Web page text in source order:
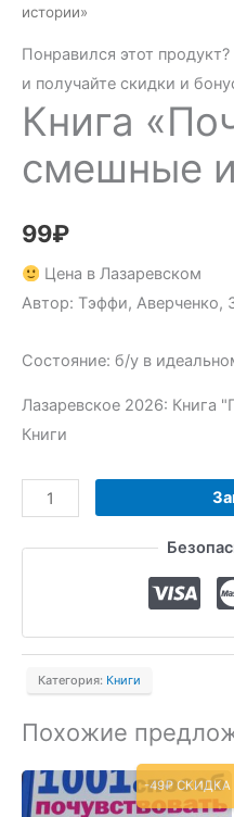
истории»
Понравился этот
и получайте скидки и
Книга
смешные
99₽
Цена в Лазаревском
Автор: Тэффи, Аверченко,
Состояние: б/у в
Лазаревское 2026: Книга
Книги
Количество
товара
Книга
истории"
Категория: Книги
Похожие
-49₽ СКИДКА